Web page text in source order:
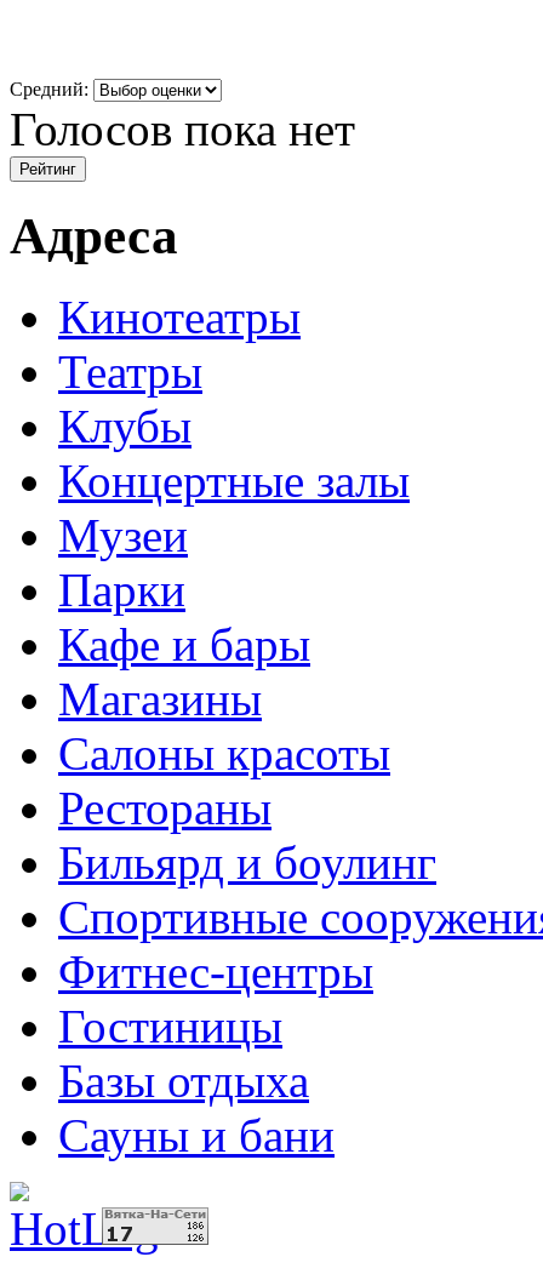
Средний:
Голосов пока нет
Адреса
Кинотеатры
Театры
Клубы
Концертные залы
Музеи
Парки
Кафе и бары
Магазины
Салоны красоты
Рестораны
Бильярд и боулинг
Спортивные
Фитнес-центры
Гостиницы
Базы отдыха
Сауны и бани